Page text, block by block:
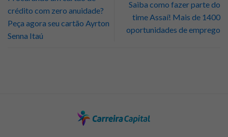
crédito com zero anuidade?
Peça agora seu cartão Ayrton
Senna Itaú
Saiba como fazer parte do
time Assaí! Mais de 1400
oportunidades de emprego